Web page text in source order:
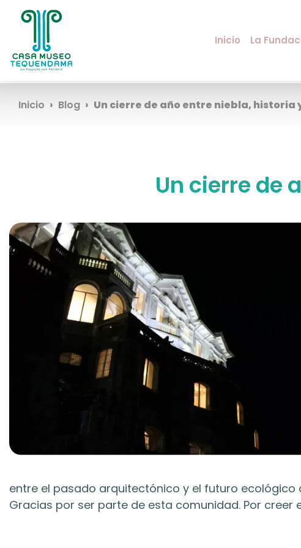
Inicio La
Inicio Blog Un cierre de año entre niebla,
Un cierre de
entre el pasado arquitectónico y el futuro ecológico
Gracias por ser parte de esta comunidad. Por